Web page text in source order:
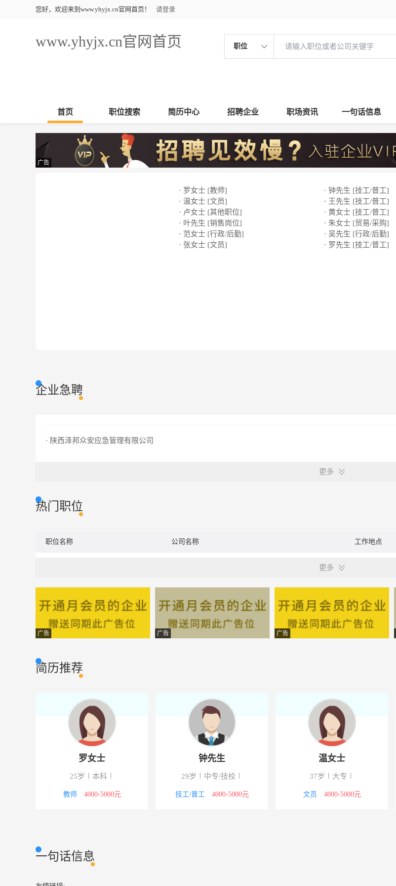
您好，欢迎来到www.yhyjx.cn官网首页！ 请登录
www.yhyjx.cn官网首页 职位
首页 职位搜索 简历中心 招聘企业 职场资讯 一句话信息
广告
· 罗女士 [教师]
· 钟先生 [技工/普工]
· 温女士 [文员]
· 王先生 [技工/普工]
· 卢女士 [其他职位]
· 黄女士 [技工/普工]
· 叶先生 [销售岗位]
· 朱女士 [贸易/采购]
· 范女士 [行政/后勤]
· 吴先生 [行政/后勤]
· 张女士 [文员]
· 罗先生 [技工/普工]
企业急聘
· 陕西泽邦众安应急管理有限公司
更多
热门职位
职位名称 公司名称 工作地点
更多
广告 广告 广告
简历推荐
罗女士
25岁 本科
教师 4000-5000元
钟先生
29岁 中专/技校
技工/普工 4000-5000元
温女士
37岁 大专
文员 4000-5000元
一句话信息